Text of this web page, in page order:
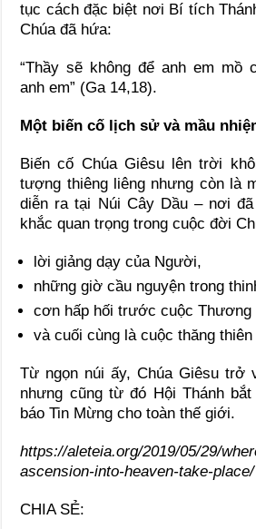
tục cách đặc biệt nơi Bí tích
Chúa đã hứa:
“Thầy sẽ không để anh em mồ
anh em” (Ga 14,18).
Một biến cố lịch sử và mầu
Biến cố Chúa Giêsu lên trời
tượng thiêng liêng nhưng còn là
diễn ra tại Núi Cây Dầu – nơi
khắc quan trọng trong cuộc đời
lời giảng dạy của Người,
những giờ cầu nguyện trong
cơn hấp hối trước cuộc Thương
và cuối cùng là cuộc thăng
Từ ngọn núi ấy, Chúa Giêsu trở
nhưng cũng từ đó Hội Thánh
báo Tin Mừng cho toàn thế giới.
https://aleteia.org/2019/05/29/
ascension-into-heaven-take-place/
CHIA SẺ: